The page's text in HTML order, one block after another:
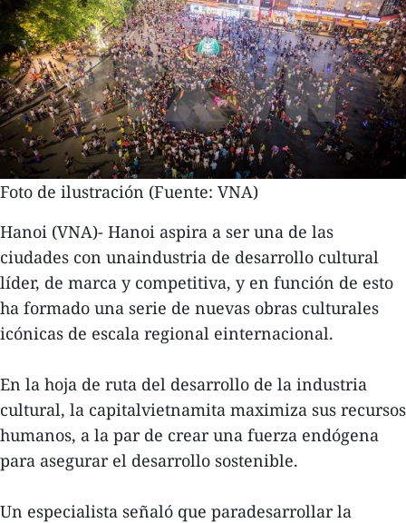
Foto de ilustración (Fuente: VNA)
Hanoi (VNA)- Hanoi aspira a ser una de las
ciudades con unaindustria de desarrollo cultural
líder, de marca y competitiva, y en función de esto
ha formado una serie de nuevas obras culturales
icónicas de escala regional einternacional.
En la hoja de ruta del desarrollo de la industria
cultural, la capitalvietnamita maximiza sus recursos
humanos, a la par de crear una fuerza endógena
para asegurar el desarrollo sostenible.
Un especialista señaló que paradesarrollar la